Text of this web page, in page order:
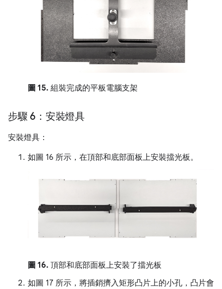
圖 15. 組裝完成的平板電腦支架
步驟 6：安裝燈具
安裝燈具：
如圖 16 所示，在頂部和底部面板上安裝擋光板。
圖 16. 頂部和底部面板上安裝了擋光板
如圖 17 所示，將插銷擠入矩形凸片上的小孔，凸片會